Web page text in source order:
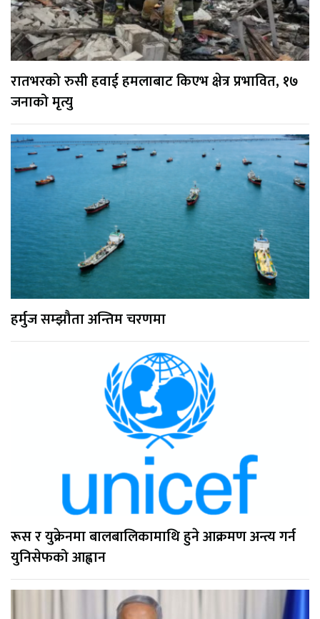
रातभरको रुसी हवाई हमलाबाट किएभ क्षेत्र प्रभावित, १७
जनाको मृत्यु
हर्मुज सम्झौता अन्तिम चरणमा
रूस र युक्रेनमा बालबालिकामाथि हुने आक्रमण अन्त्य गर्न
युनिसेफको आह्वान